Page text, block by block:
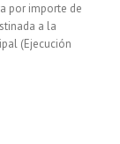
por importe de
a la
(Ejecución